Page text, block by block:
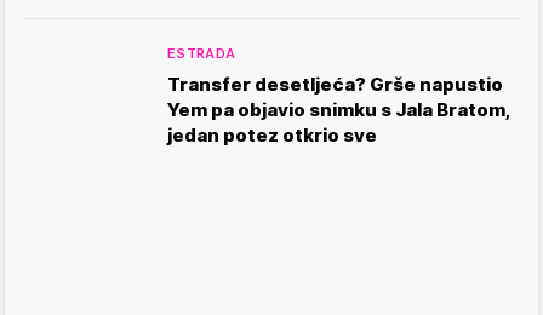
ESTRADA
Transfer desetljeća? Grše napustio
Yem pa objavio snimku s Jala Bratom,
jedan potez otkrio sve